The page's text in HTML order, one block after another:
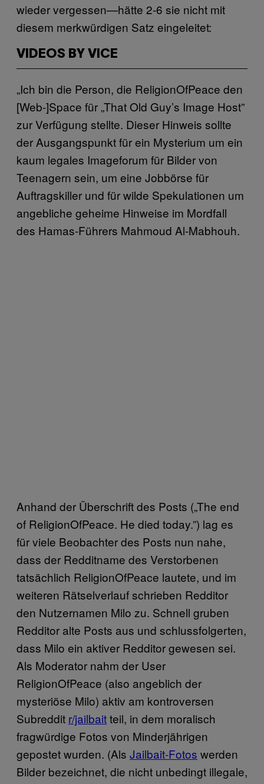
wieder vergessen—hätte 2-6 sie nicht mit
diesem merkwürdigen Satz eingeleitet:
VIDEOS BY VICE
„Ich bin die Person, die ReligionOfPeace den
[Web-]Space für „That Old Guy’s Image Host”
zur Verfügung stellte. Dieser Hinweis sollte
der Ausgangspunkt für ein Mysterium um ein
kaum legales Imageforum für Bilder von
Teenagern sein, um eine Jobbörse für
Auftragskiller und für wilde Spekulationen um
angebliche geheime Hinweise im Mordfall
des Hamas-Führers Mahmoud Al-Mabhouh.
Anhand der Überschrift des Posts („The end
of ReligionOfPeace. He died today.”) lag es
für viele Beobachter des Posts nun nahe,
dass der Redditname des Verstorbenen
tatsächlich ReligionOfPeace lautete, und im
weiteren Rätselverlauf schrieben Redditor
den Nutzernamen Milo zu. Schnell gruben
Redditor alte Posts aus und schlussfolgerten,
dass Milo ein aktiver Redditor gewesen sei.
Als Moderator nahm der User
ReligionOfPeace (also angeblich der
mysteriöse Milo) aktiv am kontroversen
Subreddit r/jailbaitteil, in dem moralisch
fragwürdige Fotos von Minderjährigen
gepostet wurden. (Als Jailbait-Fotos werden
Bilder bezeichnet, die nicht unbedingt illegale,